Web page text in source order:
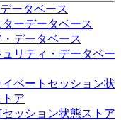
ータベース
ターデータベース
・データベース
ュリティ・データベー
イベートセッション状
ア
ッション状態ストア